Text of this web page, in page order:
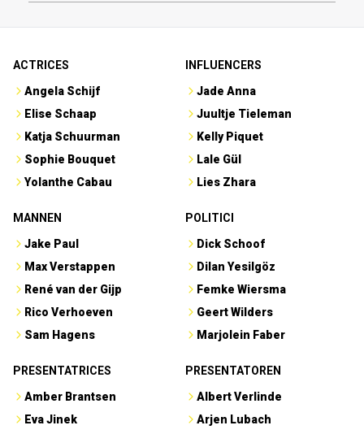
ACTRICES
Angela Schijf
Elise Schaap
Katja Schuurman
Sophie Bouquet
Yolanthe Cabau
INFLUENCERS
Jade Anna
Juultje Tieleman
Kelly Piquet
Lale Gül
Lies Zhara
MANNEN
Jake Paul
Max Verstappen
René van der Gijp
Rico Verhoeven
Sam Hagens
POLITICI
Dick Schoof
Dilan Yesilgöz
Femke Wiersma
Geert Wilders
Marjolein Faber
PRESENTATRICES
Amber Brantsen
Eva Jinek
PRESENTATOREN
Albert Verlinde
Arjen Lubach